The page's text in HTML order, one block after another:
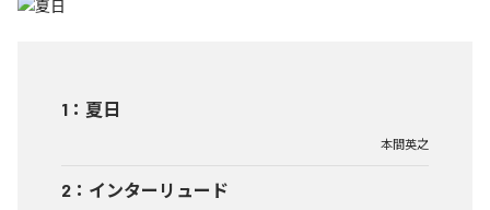
1 ： 夏日
本間英之
2 ： インターリュード